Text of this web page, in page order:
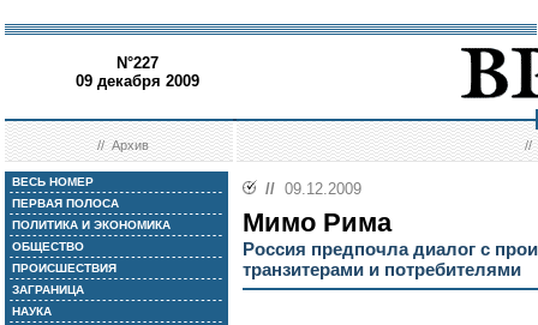
N°227
09 декабря 2009
//Архив //
ВЕСЬ НОМЕР
ПЕРВАЯ ПОЛОСА
ПОЛИТИКА И ЭКОНОМИКА
ОБЩЕСТВО
ПРОИСШЕСТВИЯ
ЗАГРАНИЦА
НАУКА
// 09.12.2009
Мимо Рима
Россия предпочла диалог с
транзитерами и потребителями